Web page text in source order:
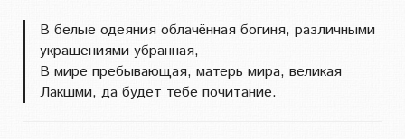
В белые одеяния облачённая богиня, различными
украшениями убранная,
В мире пребывающая, матерь мира, великая
Лакшми, да будет тебе почитание.